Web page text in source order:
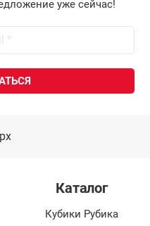
уже сейчас!
Каталог
Кубики Рубика